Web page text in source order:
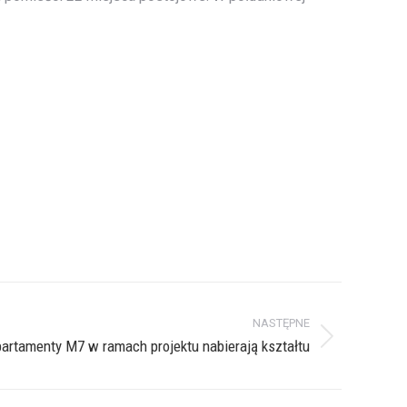
NASTĘPNE
M7 w ramach projektu nabierają kształtu